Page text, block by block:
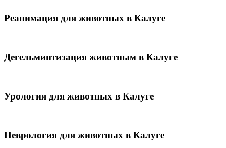
Реанимация для животных в Калуге
Дегельминтизация животным в Калуге
Урология для животных в Калуге
Неврология для животных в Калуге